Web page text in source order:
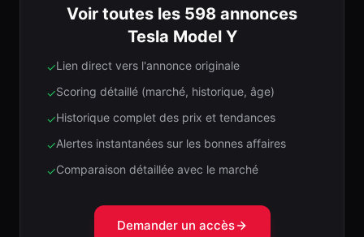
Voir toutes les 598 annonces
Tesla Model Y
✓Lien direct vers l'annonce originale
✓Scoring détaillé (marché, historique, âge)
✓Historique complet des prix et tendances
✓Alertes instantanées sur les bonnes affaires
✓Comparaison détaillée avec le marché
Demander un accès